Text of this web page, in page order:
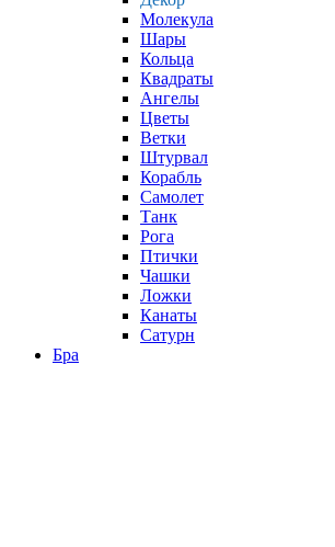
Молекула
Шары
Кольца
Квадраты
Ангелы
Цветы
Ветки
Штурвал
Корабль
Самолет
Танк
Рога
Птички
Чашки
Ложки
Канаты
Сатурн
Бра